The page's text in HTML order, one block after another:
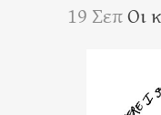
19 ΣεπΟι